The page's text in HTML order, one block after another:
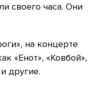
своего часа. Они
на концерте
«Енот», «Ковбой»,
другие.